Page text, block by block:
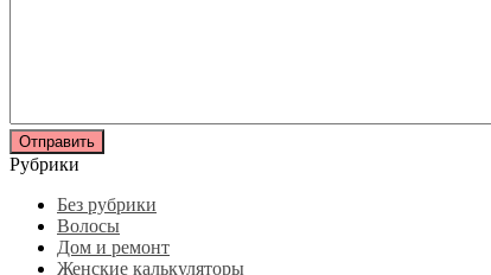
Рубрики
Без рубрики
Волосы
Дом и ремонт
Женские калькуляторы